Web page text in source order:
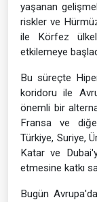
yaşanan
riskler ve
ile Körfez
etkilemeye
Bu süreçte
koridoru ile
önemli bir
Fransa ve
Türkiye, Suriye,
Katar ve
etmesine katkı
Bugün